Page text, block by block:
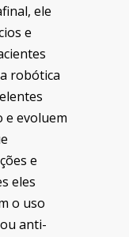
ele
e
robótica
e evoluem
e
eles
o uso
anti-